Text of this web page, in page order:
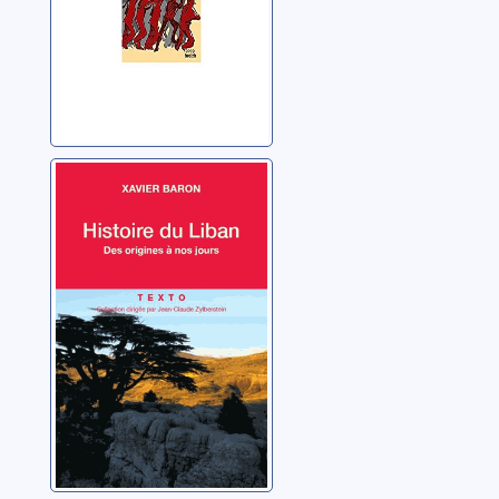
démocratisme:
des origines
Histoire du Liban
Baron, Xavier